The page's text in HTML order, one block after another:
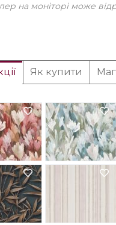
на моніторі може
Як купити